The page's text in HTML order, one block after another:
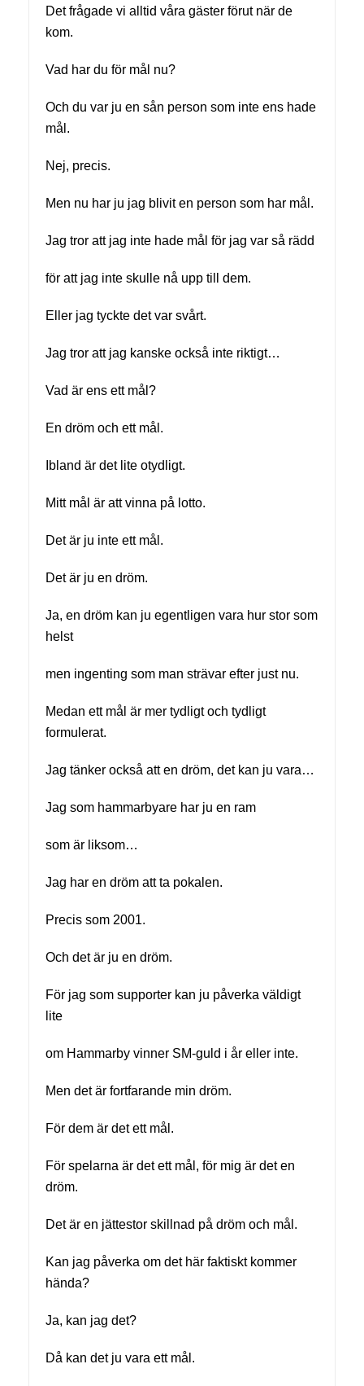
Det frågade vi alltid våra gäster förut när de
kom.
Vad har du för mål nu?
Och du var ju en sån person som inte ens hade
mål.
Nej, precis.
Men nu har ju jag blivit en person som har mål.
Jag tror att jag inte hade mål för jag var så rädd
för att jag inte skulle nå upp till dem.
Eller jag tyckte det var svårt.
Jag tror att jag kanske också inte riktigt…
Vad är ens ett mål?
En dröm och ett mål.
Ibland är det lite otydligt.
Mitt mål är att vinna på lotto.
Det är ju inte ett mål.
Det är ju en dröm.
Ja, en dröm kan ju egentligen vara hur stor som
helst
men ingenting som man strävar efter just nu.
Medan ett mål är mer tydligt och tydligt
formulerat.
Jag tänker också att en dröm, det kan ju vara…
Jag som hammarbyare har ju en ram
som är liksom…
Jag har en dröm att ta pokalen.
Precis som 2001.
Och det är ju en dröm.
För jag som supporter kan ju påverka väldigt
lite
om Hammarby vinner SM-guld i år eller inte.
Men det är fortfarande min dröm.
För dem är det ett mål.
För spelarna är det ett mål, för mig är det en
dröm.
Det är en jättestor skillnad på dröm och mål.
Kan jag påverka om det här faktiskt kommer
hända?
Ja, kan jag det?
Då kan det ju vara ett mål.